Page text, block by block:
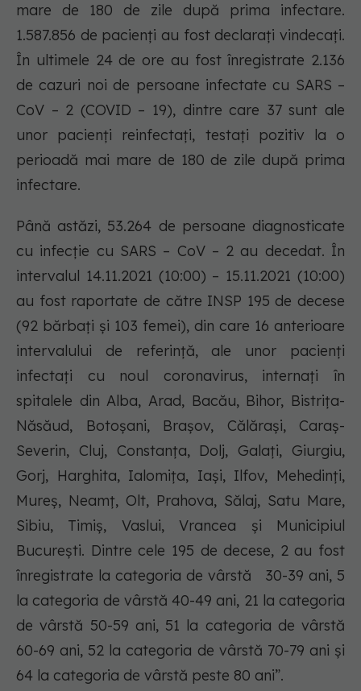
mare de 180 de zile după prima infectare.
1.587.856 de pacienți au fost declarați vindecați.
În ultimele 24 de ore au fost înregistrate 2.136
de cazuri noi de persoane infectate cu SARS –
CoV – 2 (COVID – 19), dintre care 37 sunt ale
unor pacienți reinfectați, testați pozitiv la o
perioadă mai mare de 180 de zile după prima
infectare.
Până astăzi, 53.264 de persoane diagnosticate
cu infecție cu SARS – CoV – 2 au decedat. În
intervalul 14.11.2021 (10:00) – 15.11.2021 (10:00)
au fost raportate de către INSP 195 de decese
(92 bărbați și 103 femei), din care 16 anterioare
intervalului de referință, ale unor pacienți
infectați cu noul coronavirus, internați în
spitalele din Alba, Arad, Bacău, Bihor, Bistrița-
Năsăud, Botoșani, Brașov, Călărași, Caraș-
Severin, Cluj, Constanța, Dolj, Galați, Giurgiu,
Gorj, Harghita, Ialomița, Iași, Ilfov, Mehedinți,
Mureș, Neamț, Olt, Prahova, Sălaj, Satu Mare,
Sibiu, Timiș, Vaslui, Vrancea și Municipiul
București. Dintre cele 195 de decese, 2 au fost
înregistrate la categoria de vârstă 30-39 ani, 5
la categoria de vârstă 40-49 ani, 21 la categoria
de vârstă 50-59 ani, 51 la categoria de vârstă
60-69 ani, 52 la categoria de vârstă 70-79 ani și
64 la categoria de vârstă peste 80 ani”.